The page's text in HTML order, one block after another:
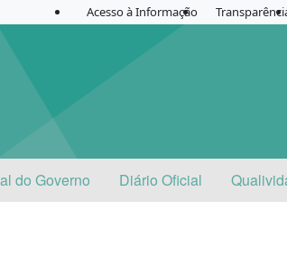
Acesso à Informação
do Governo Diário Oficial